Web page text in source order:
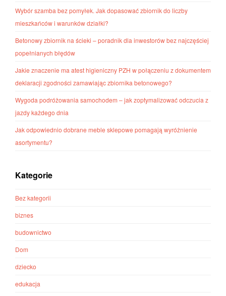
Wybór szamba bez pomyłek. Jak dopasować zbiornik do liczby
mieszkańców i warunków działki?
Betonowy zbiornik na ścieki – poradnik dla inwestorów bez najczęściej
popełnianych błędów
Jakie znaczenie ma atest higieniczny PZH w połączeniu z dokumentem
deklaracji zgodności zamawiając zbiornika betonowego?
Wygoda podróżowania samochodem – jak zoptymalizować odczucia z
jazdy każdego dnia
Jak odpowiednio dobrane meble sklepowe pomagają wyróżnienie
asortymentu?
Kategorie
Bez kategorii
biznes
budownictwo
Dom
dziecko
edukacja